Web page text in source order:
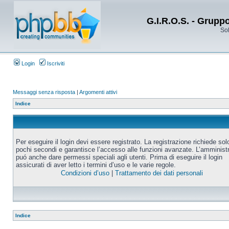
G.I.R.O.S. -
Login Iscriviti
Messaggi senza risposta | Argomenti attivi
Indice
Per eseguire il login devi essere registrato. La registrazione richiede
pochi secondi e garantisce l’accesso alle funzioni avanzate.
puó anche dare permessi speciali agli utenti. Prima di eseguire il login
assicurati di aver letto i termini d’uso e le varie regole.
Condizioni d’uso| Trattamento dei dati personali
Indice